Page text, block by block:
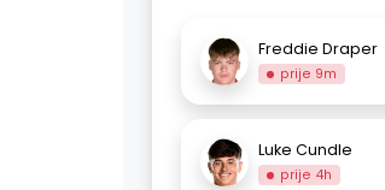
Freddie Draper
prije 9m
Luke Cundle
prije 4h